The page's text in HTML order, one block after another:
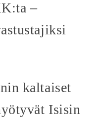
–
kaltaiset
Isisin